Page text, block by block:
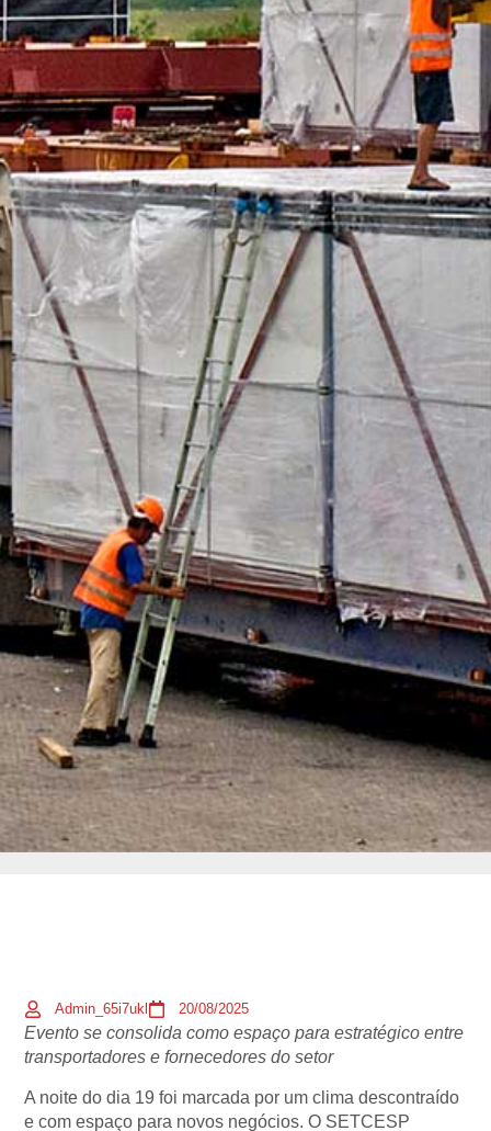
Admin_65i7ukl 20/08/2025
Evento se consolida como espaço para estratégico entre
transportadores e fornecedores do setor
A noite do dia 19 foi marcada por um clima descontraído
e com espaço para novos negócios. O SETCESP